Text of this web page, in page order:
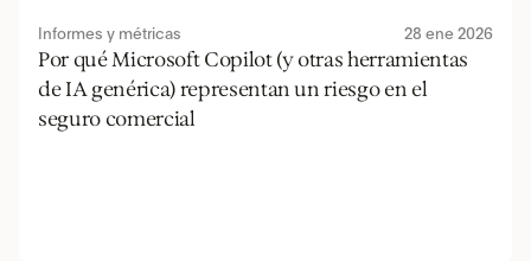
Informes y métricas 28 ene 2026
Por qué Microsoft Copilot (y otras herramientas
de IA genérica) representan un riesgo en el
seguro comercial